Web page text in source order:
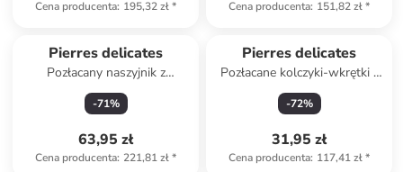
Cena producenta: 195,32 zł* Cena producenta: 151,82 zł*
Pierres delicates
Pozłacany naszyjnik z
elementami ozdobnymi - dł.
50 cm
-71%
63,95 zł
Cena producenta: 221,81 zł*
Pierres delicates
Pozłacane kolczyki-wkrętki z
tygrysim okiem
-72%
31,95 zł
Cena producenta: 117,41 zł*